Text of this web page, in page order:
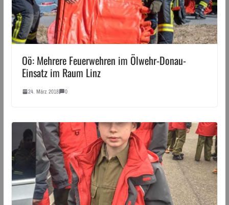
Oö: Mehrere Feuerwehren im Ölwehr-Donau-
Einsatz im Raum Linz
24. März 2018 0